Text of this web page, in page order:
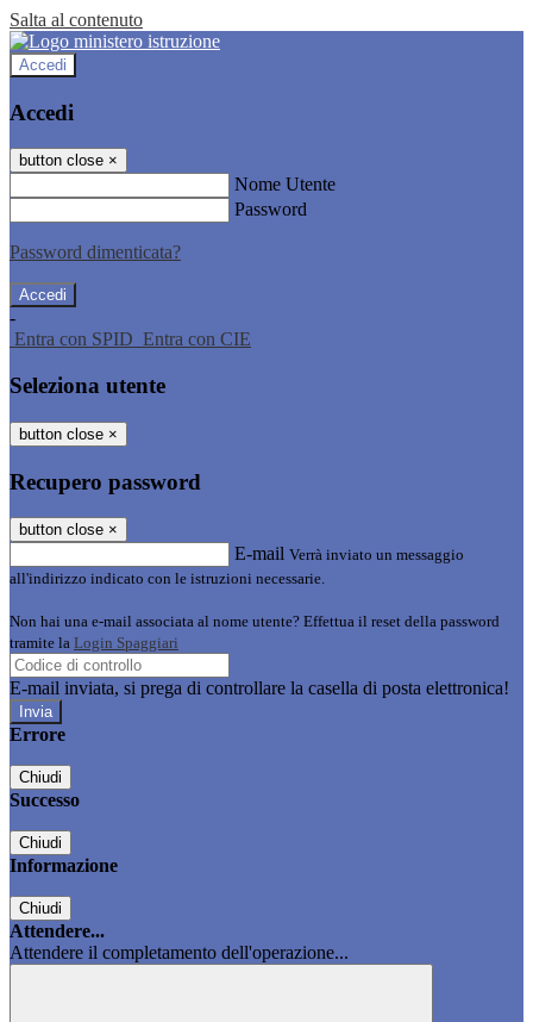
Salta al contenuto
Accedi
Accedi
button close ×
Nome Utente
Password
Password dimenticata?
-
Entra con SPID Entra con CIE
Seleziona utente
button close ×
Recupero password
button close ×
E-mail Verrà inviato un messaggio
all'indirizzo indicato con le istruzioni necessarie.
Non hai una e-mail associata al nome utente? Effettua il reset della password
tramite la Login Spaggiari
E-mail inviata, si prega di controllare la casella di posta elettronica!
Errore
Chiudi
Successo
Chiudi
Informazione
Chiudi
Attendere...
Attendere il completamento dell'operazione...